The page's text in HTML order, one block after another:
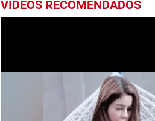
VIDEOS RECOMENDADOS